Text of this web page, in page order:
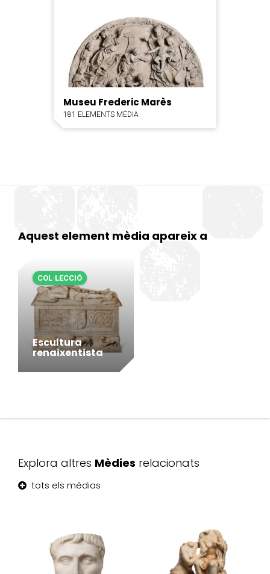
Museu Frederic Marès
181 ELEMENTS MÈDIA
Aquest element mèdia apareix a
Escultura
renaixentista
COL·LECCIÓ
Explora altres Mèdies relacionats
tots els mèdias